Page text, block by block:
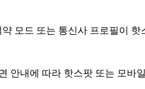
모드 또는 통신사 프로필이
안내에 따라 핫스팟 또는 모바